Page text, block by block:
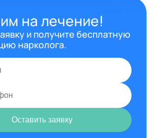
на лечение!
и получите бесплатную
нарколога.
Оставить заявку